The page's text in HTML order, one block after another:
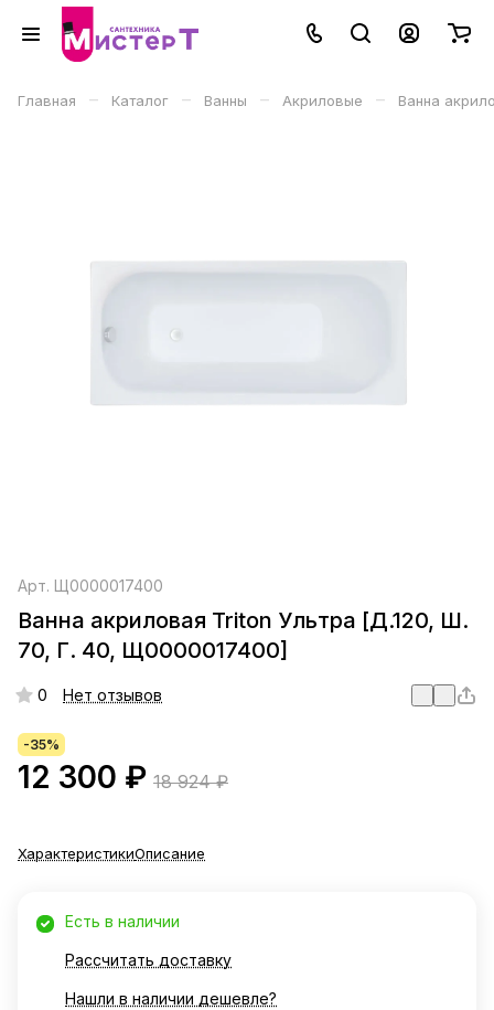
Главная – Каталог – Ванны – Акриловые – Ванна
Арт. Щ0000017400
Ванна акриловая Triton Ультра [Д.120, Ш.
70, Г. 40, Щ0000017400]
0 Нет отзывов
-35%
12 300 ₽ 18 924 ₽
ХарактеристикиОписание
Есть в наличии
Рассчитать доставку
Нашли в наличии дешевле?